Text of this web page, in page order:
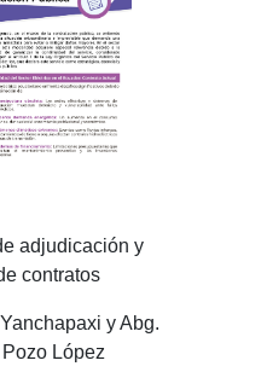
adjudicación y
contratos
y Abg.
López